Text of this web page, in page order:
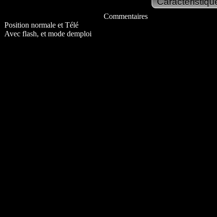
Commentaires
Position normale et Télé
Avec flash, et mode demploi